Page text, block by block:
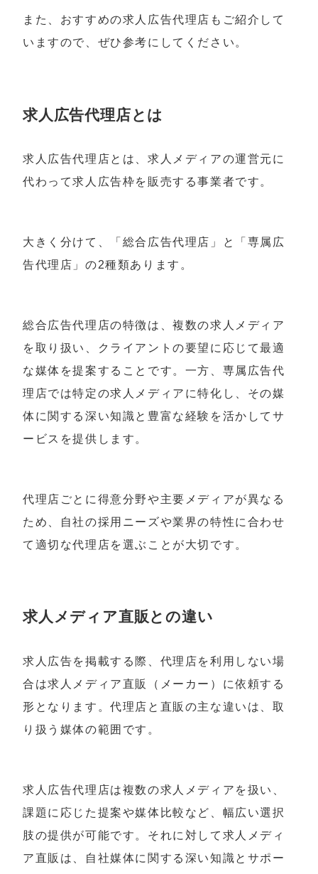
また、おすすめの求人広告代理店もご紹介して
いますので、ぜひ参考にしてください。
求人広告代理店とは
求人広告代理店とは、求人メディアの運営元に
代わって求人広告枠を販売する事業者です。
大きく分けて、「総合広告代理店」と「専属広
告代理店」の2種類あります。
総合広告代理店の特徴は、複数の求人メディア
を取り扱い、クライアントの要望に応じて最適
な媒体を提案することです。一方、専属広告代
理店では特定の求人メディアに特化し、その媒
体に関する深い知識と豊富な経験を活かしてサ
ービスを提供します。
代理店ごとに得意分野や主要メディアが異なる
ため、自社の採用ニーズや業界の特性に合わせ
て適切な代理店を選ぶことが大切です。
求人メディア直販との違い
求人広告を掲載する際、代理店を利用しない場
合は求人メディア直販（メーカー）に依頼する
形となります。代理店と直販の主な違いは、取
り扱う媒体の範囲です。
求人広告代理店は複数の求人メディアを扱い、
課題に応じた提案や媒体比較など、幅広い選択
肢の提供が可能です。それに対して求人メディ
ア直販は、自社媒体に関する深い知識とサポー